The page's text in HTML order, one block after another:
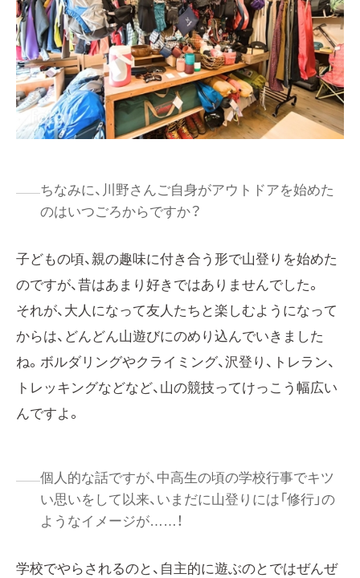
ちなみに、川野さんご自身がアウトドアを始めた
のはいつごろからですか？
子どもの頃、親の趣味に付き合う形で山登りを始めた
のですが、昔はあまり好きではありませんでした。
それが、大人になって友人たちと楽しむようになって
からは、どんどん山遊びにのめり込んでいきました
ね。ボルダリングやクライミング、沢登り、トレラン、
トレッキングなどなど、山の競技ってけっこう幅広い
んですよ。
個人的な話ですが、中高生の頃の学校行事でキツ
い思いをして以来、いまだに山登りには「修行」の
ようなイメージが……！
学校でやらされるのと、自主的に遊ぶのとではぜんぜ